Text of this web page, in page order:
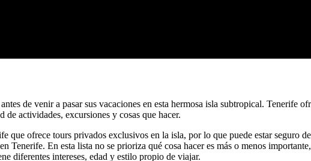
de venir a pasar sus vacaciones en esta hermosa isla subtropical. Tenerife
actividades, excursiones y cosas que hacer.
que ofrece tours privados exclusivos en la isla, por lo que puede estar seguro
Tenerife. En esta lista no se prioriza qué cosa hacer es más o menos
diferentes intereses, edad y estilo propio de viajar.